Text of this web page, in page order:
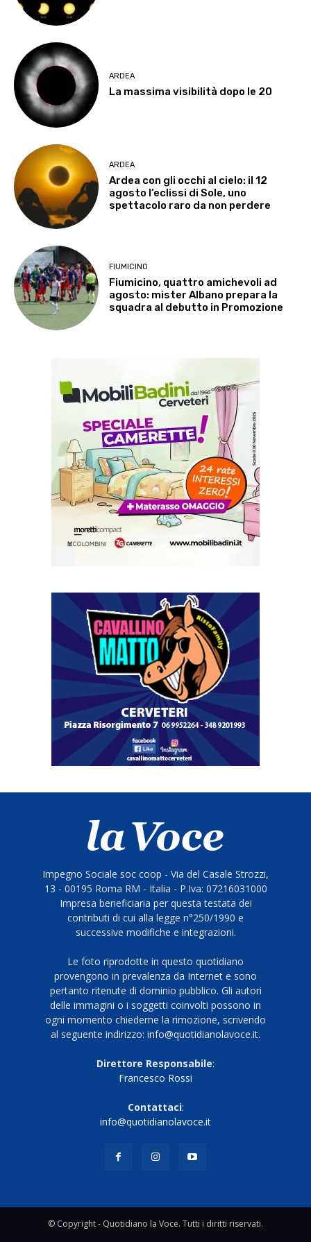
ARDEA
La massima visibilità dopo le 20
ARDEA
Ardea con gli occhi al cielo: il 12
agosto l’eclissi di Sole, uno
spettacolo raro da non perdere
FIUMICINO
Fiumicino, quattro amichevoli ad
agosto: mister Albano prepara la
squadra al debutto in Promozione
Impegno Sociale soc coop - Via del Casale Strozzi,
13 - 00195 Roma RM - Italia - P.Iva: 07216031000
Impresa beneficiaria per questa testata dei
contributi di cui alla legge n°250/1990 e
successive modifiche e integrazioni.
Le foto riprodotte in questo quotidiano
provengono in prevalenza da Internet e sono
pertanto ritenute di dominio pubblico. Gli autori
delle immagini o i soggetti coinvolti possono in
ogni momento chiederne la rimozione, scrivendo
al seguente indirizzo: info@quotidianolavoce.it.
Direttore Responsabile:
Francesco Rossi
Contattaci:
info@quotidianolavoce.it
© Copyright - Quotidiano la Voce. Tutti i diritti riservati.